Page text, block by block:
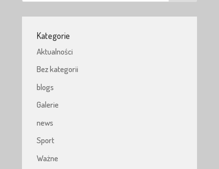
Kategorie
Aktualności
Bez kategorii
blogs
Galerie
news
Sport
Ważne